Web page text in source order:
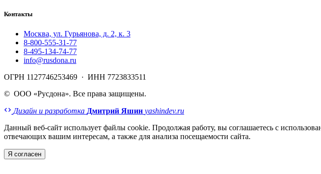
Контакты
Москва, ул. Гурьянова, д. 2, к. 3
8-800-555-31-77
8-495-134-74-77
info@rusdona.ru
ОГРН 1127746253469 · ИНН 7723833511
© ООО «Русдона». Все права защищены.
Дизайн и разработка Дмитрий Яшин yashindev.ru
Данный веб-сайт использует файлы cookie. Продолжая работу, вы соглашаетесь с
отвечающих вашим интересам, а также для анализа посещаемости сайта.
Я согласен